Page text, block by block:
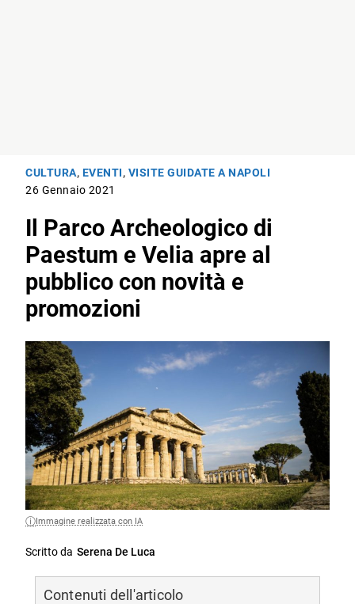
CULTURA, EVENTI, VISITE GUIDATE A NAPOLI
26 Gennaio 2021
Il Parco Archeologico di
Paestum e Velia apre al
pubblico con novità e
promozioni
Immagine realizzata con IA
Scritto da Serena De Luca
Contenuti dell'articolo